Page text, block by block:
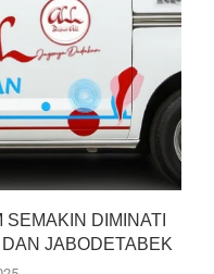
DIMINATI
JABODETABEK